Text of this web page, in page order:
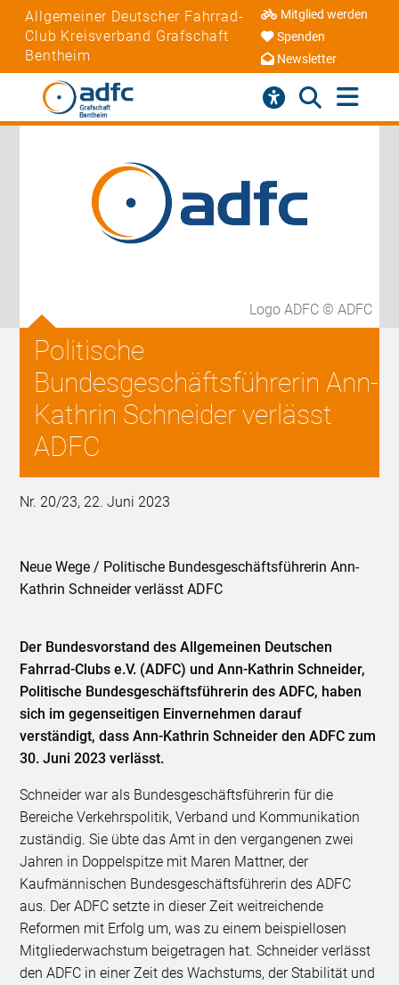
Allgemeiner Deutscher Fahrrad-
Club Kreisverband Grafschaft
Bentheim
Mitglied werden
Spenden
Newsletter
Logo ADFC © ADFC
Politische
Bundesgeschäftsführerin Ann-
Kathrin Schneider verlässt
ADFC
Nr. 20/23, 22. Juni 2023
Neue Wege / Politische Bundesgeschäftsführerin Ann-
Kathrin Schneider verlässt ADFC
Der Bundesvorstand des Allgemeinen Deutschen
Fahrrad-Clubs e.V. (ADFC) und Ann-Kathrin Schneider,
Politische Bundesgeschäftsführerin des ADFC, haben
sich im gegenseitigen Einvernehmen darauf
verständigt, dass Ann-Kathrin Schneider den ADFC zum
30. Juni 2023 verlässt.
Schneider war als Bundesgeschäftsführerin für die
Bereiche Verkehrspolitik, Verband und Kommunikation
zuständig. Sie übte das Amt in den vergangenen zwei
Jahren in Doppelspitze mit Maren Mattner, der
Kaufmännischen Bundesgeschäftsführerin des ADFC
aus. Der ADFC setzte in dieser Zeit weitreichende
Reformen mit Erfolg um, was zu einem beispiellosen
Mitgliederwachstum beigetragen hat. Schneider verlässt
den ADFC in einer Zeit des Wachstums, der Stabilität und